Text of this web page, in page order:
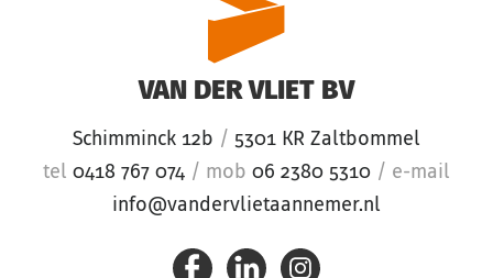
VAN DER VLIET BV
Schimminck 12b / 5301 KR Zaltbommel
tel 0418 767 074 / mob 06 2380 5310 / e-mail
info@vandervlietaannemer.nl